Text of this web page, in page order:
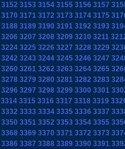
3152 3153 3154 3155 3156 3157
3170 3171 3172 3173 3174 3175
3188 3189 3190 3191 3192 3193
3206 3207 3208 3209 3210 3211
3224 3225 3226 3227 3228 3229
3242 3243 3244 3245 3246 3247
3260 3261 3262 3263 3264 3265
3278 3279 3280 3281 3282 3283
3296 3297 3298 3299 3300 3301
3314 3315 3316 3317 3318 3319
3332 3333 3334 3335 3336 3337
3350 3351 3352 3353 3354 3355
3368 3369 3370 3371 3372 3373
3386 3387 3388 3389 3390 3391